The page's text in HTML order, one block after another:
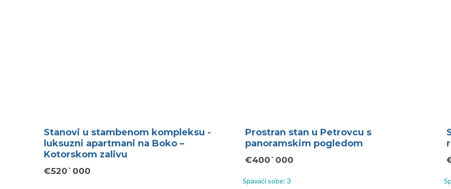
Stanovi u stambenom kompleksu -
luksuzni apartmani na Boko –
Kotorskom zalivu
€520`000
Prostran stan u Petrovcu s
panoramskim pogledom
€400`000
Spavaći sobe: 3